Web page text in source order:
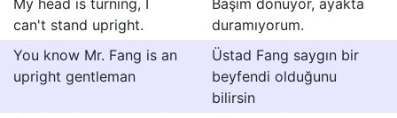
My head is turning, I
can't stand upright.
Başım dönüyor, ayakta
duramıyorum.
You know Mr. Fang is an
upright gentleman
Üstad Fang saygın bir
beyfendi olduğunu
bilirsin